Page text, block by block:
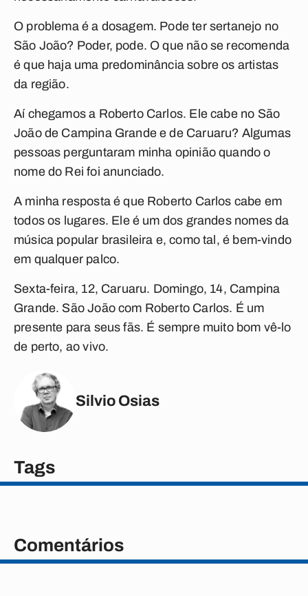
O problema é a dosagem. Pode ter sertanejo no
São João? Poder, pode. O que não se recomenda
é que haja uma predominância sobre os artistas
da região.
Aí chegamos a Roberto Carlos. Ele cabe no São
João de Campina Grande e de Caruaru? Algumas
pessoas perguntaram minha opinião quando o
nome do Rei foi anunciado.
A minha resposta é que Roberto Carlos cabe em
todos os lugares. Ele é um dos grandes nomes da
música popular brasileira e, como tal, é bem-vindo
em qualquer palco.
Sexta-feira, 12, Caruaru. Domingo, 14, Campina
Grande. São João com Roberto Carlos. É um
presente para seus fãs. É sempre muito bom vê-lo
de perto, ao vivo.
Silvio Osias
Tags
Comentários